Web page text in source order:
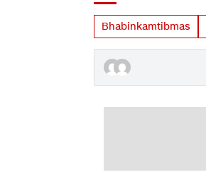
Bhabinkamtibmas